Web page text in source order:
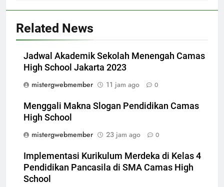
Related News
Jadwal Akademik Sekolah Menengah Camas
High School Jakarta 2023
mistergwebmember
11 jam ago 0
Menggali Makna Slogan Pendidikan Camas
High School
mistergwebmember
23 jam ago 0
Implementasi Kurikulum Merdeka di Kelas 4
Pendidikan Pancasila di SMA Camas High
School